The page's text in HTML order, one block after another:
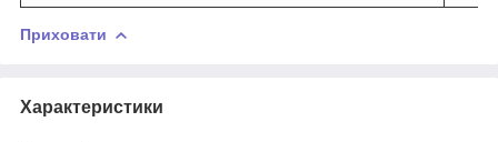
Приховати
Характеристики